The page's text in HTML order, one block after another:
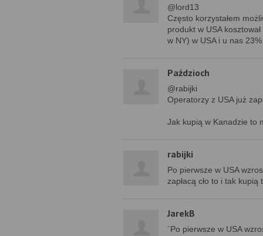
@lord13
Często korzystałem
produkt w USA
w NY) w USA i u nas
Paździoch
@rabijki
Operatorzy z USA już
Jak kupią w Kanadzie to
rabijki
Po pierwsze w USA
zapłacą cło to i tak
JarekB
´Po pierwsze w USA